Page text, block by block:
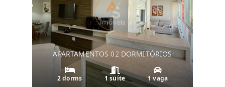
APARTAMENTOS 02 DORMITÓRIOS
2 dorms 1 suíte 1 vaga